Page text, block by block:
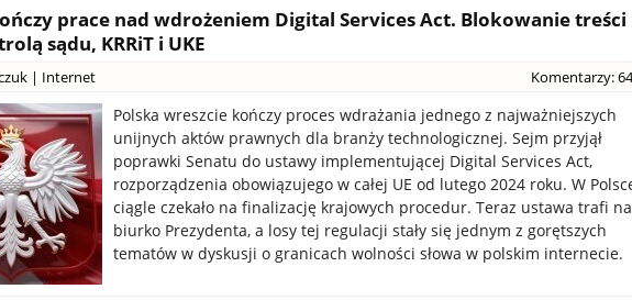
prace nad wdrożeniem Digital Services Act. Blokowanie treści
sądu, KRRiT i UKE
| Internet Komentarzy: 64
Polska wreszcie kończy proces wdrażania jednego z najważniejszych
unijnych aktów prawnych dla branży technologicznej. Sejm przyjął
poprawki Senatu do ustawy implementującej Digital Services Act,
rozporządzenia obowiązujego w całej UE od lutego 2024 roku. W
ciągle czekało na finalizację krajowych procedur. Teraz ustawa trafi na
biurko Prezydenta, a losy tej regulacji stały się jednym z gorętszych
tematów w dyskusji o granicach wolności słowa w polskim internecie.